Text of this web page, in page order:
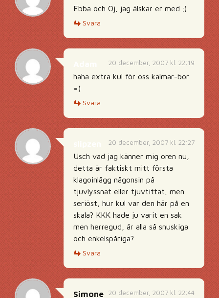
Ebba och Oj, jag älskar er med ;)
Svara
20 december, 2007 kl. 22:19
haha extra kul för oss kalmar-bor
=)
Svara
20 december, 2007 kl. 22:27
Usch vad jag känner mig oren nu,
detta är faktiskt mitt första
klagoinlägg någonsin på
tjuvlyssnat eller tjuvtittat, men
seriöst, hur kul var den här på en
skala? KKK hade ju varit en sak
men herregud, är alla så snuskiga
och enkelspåriga?
Svara
20 december, 2007 kl. 22:44
Simone